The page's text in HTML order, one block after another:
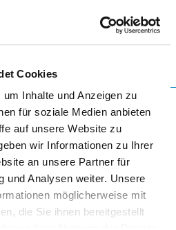
Cookies
Inhalte und Anzeigen zu
für soziale Medien anbieten
auf unsere Website zu
wir Informationen zu Ihrer
an unsere Partner für
und Analysen weiter. Unsere
möglicherweise mit
die Sie ihnen bereitgestellt
WEIL-LAHN,
DATEN VORHANDEN
aufgerufenen Krankenhaus